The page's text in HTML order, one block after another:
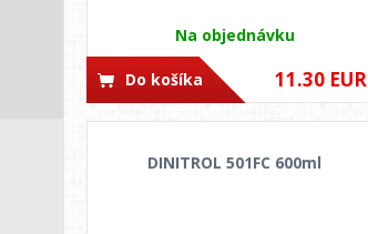
Na objednávku
11.30 EUR
Do košíka
DINITROL 501FC 600ml